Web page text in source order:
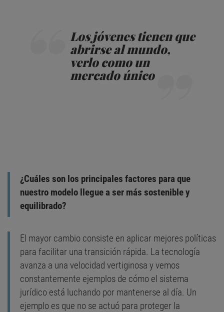
Los jóvenes tienen que
abrirse al mundo,
verlo como un
mercado único
¿Cuáles son los principales factores para que
nuestro modelo llegue a ser más sostenible y
equilibrado?
El mayor cambio consiste en aplicar mejores políticas
para facilitar una transición rápida. La tecnología
avanza a una velocidad vertiginosa y vemos
constantemente ejemplos de cómo el sistema
jurídico está luchando por mantenerse al día. Un
ejemplo es que no se actuó para proteger la